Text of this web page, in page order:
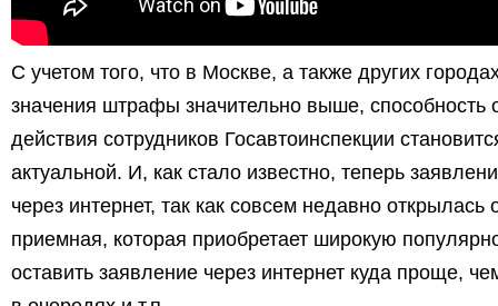
С учетом того, что в Москве, а также других
значения штрафы значительно выше, способность
действия сотрудников Госавтоинспекции
актуальной. И, как стало известно, теперь
через интернет, так как совсем недавно
приемная, которая приобретает широкую
оставить заявление через интернет куда проще,